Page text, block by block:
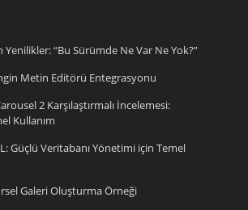
Yenilikler: “Bu Sürümde Ne Var Ne Yok?”
Metin Editörü Entegrasyonu
2 Karşılaştırmalı İncelemesi:
Kullanım
Güçlü Veritabanı Yönetimi için Temel
Galeri Oluşturma Örneği